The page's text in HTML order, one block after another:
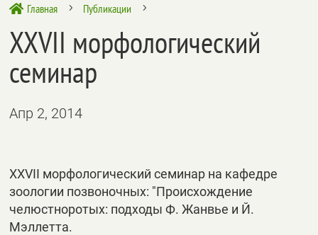
 Главная 5 Публикации 5
XXVII морфологический
семинар
Апр 2, 2014
XXVII морфологический семинар на кафедре
зоологии позвоночных: "Происхождение
челюстноротых: подходы Ф. Жанвье и Й.
Мэллетта.